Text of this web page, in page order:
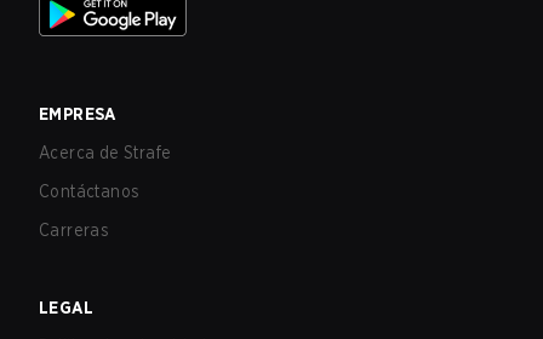
EMPRESA
Acerca de Strafe
Contáctanos
Carreras
LEGAL